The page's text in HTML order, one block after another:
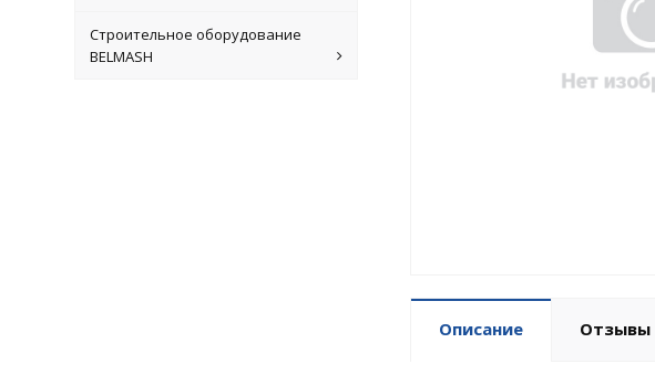
Строительное оборудование
BELMASH
Описание Отзывы